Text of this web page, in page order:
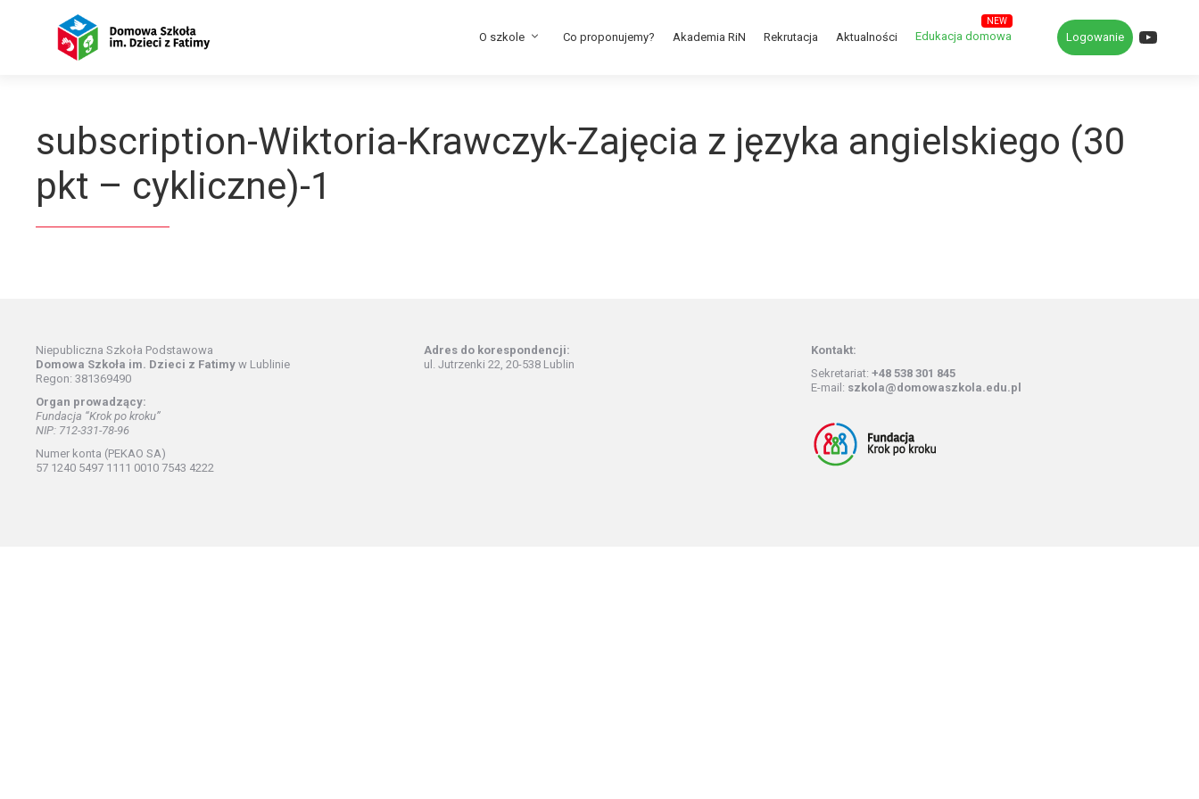
O szkole Co proponujemy? Akademia RiN Rekrutacja Aktualności Edukacja domowa Logowanie
subscription-Wiktoria-Krawczyk-Zajęcia z języka angielskiego (30
pkt – cykliczne)-1
Niepubliczna Szkoła Podstawowa
Domowa Szkoła im. Dzieci z Fatimy w Lublinie
Regon: 381369490
Organ prowadzący:
Fundacja “Krok po kroku”
NIP: 712-331-78-96
Numer konta (PEKAO SA)
57 1240 5497 1111 0010 7543 4222
Adres do korespondencji:
ul. Jutrzenki 22, 20-538 Lublin
Kontakt:
Sekretariat:+48 538 301 845
E-mail: szkola@domowaszkola.edu.pl